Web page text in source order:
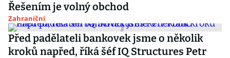
Řešením je volný obchod
Zahraniční
Před padělateli bankovek jsme o několik
kroků napřed, říká šéf IQ Structures Petr